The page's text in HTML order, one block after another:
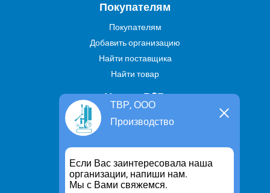
ТВР, ООО
Производство
Если Вас заинтересовала наша
организации, напиши нам.
Мы с Вами свяжемся.
Покупателям
Покупателям
Добавить организацию
Найти поставщика
Найти товар
Услуги В2В
Найти услугу
Предложить свою услугу
Дропшиппинг
Транспортные услуги
Информация